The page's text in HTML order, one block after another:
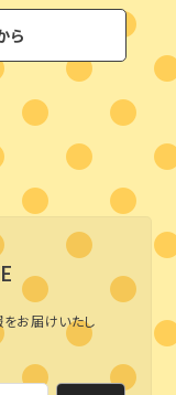
ら
お届けいたし